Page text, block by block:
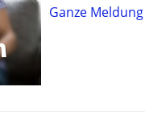
Ganze